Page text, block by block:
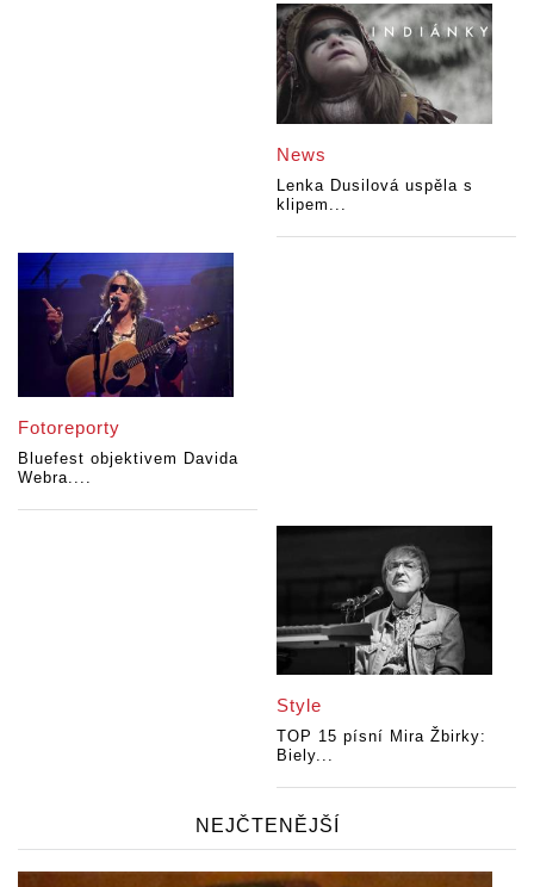
News
Lenka Dusilová uspěla s
klipem...
Fotoreporty
Bluefest objektivem Davida
Webra....
Style
TOP 15 písní Mira Žbirky:
Biely...
NEJČTENĚJŠÍ